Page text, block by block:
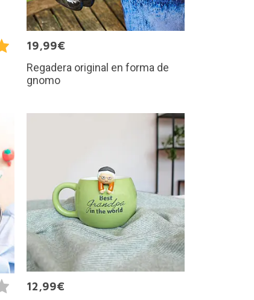
19,99€
Regadera original en forma de
gnomo
12,99€